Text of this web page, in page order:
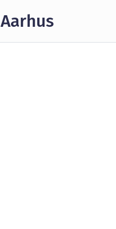
Aarhus